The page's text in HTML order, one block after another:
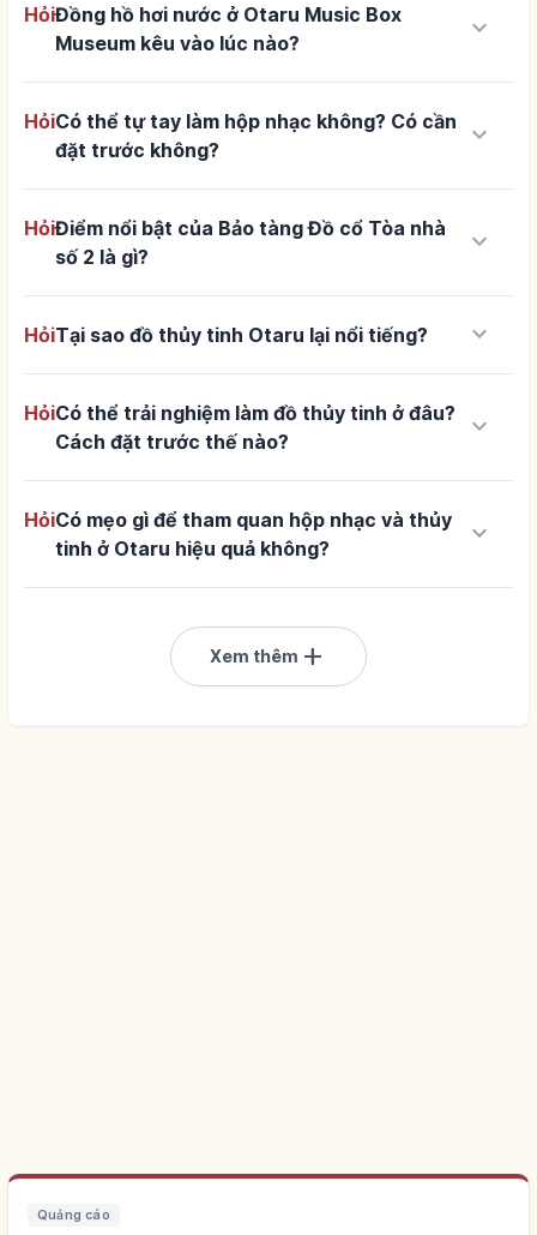
HỏiĐồng hồ hơi nước ở Otaru Music Box
Museum kêu vào lúc nào?
keyboard_arrow_down
HỏiCó thể tự tay làm hộp nhạc không? Có cần
đặt trước không?
keyboard_arrow_down
HỏiĐiểm nổi bật của Bảo tàng Đồ cổ Tòa nhà
số 2 là gì?
keyboard_arrow_down
HỏiTại sao đồ thủy tinh Otaru lại nổi tiếng? keyboard_arrow_down
HỏiCó thể trải nghiệm làm đồ thủy tinh ở đâu?
Cách đặt trước thế nào?
keyboard_arrow_down
HỏiCó mẹo gì để tham quan hộp nhạc và thủy
tinh ở Otaru hiệu quả không?
keyboard_arrow_down
Xem thêm add
Quảng cáo